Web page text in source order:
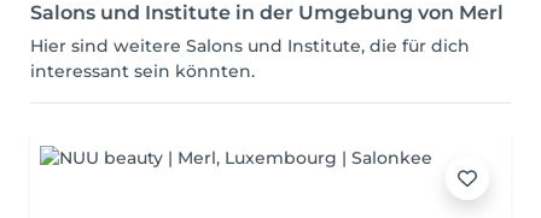
Salons und Institute in der Umgebung von Merl
Hier sind weitere Salons und Institute, die für dich
interessant sein könnten.